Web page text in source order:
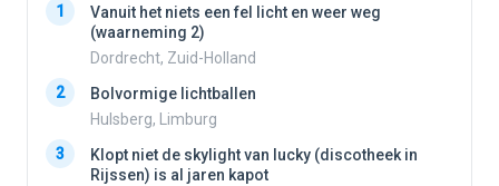
1
Vanuit het niets een fel licht en weer weg
(waarneming 2)
Dordrecht, Zuid-Holland
2
Bolvormige lichtballen
Hulsberg, Limburg
3
Klopt niet de skylight van lucky (discotheek in
Rijssen) is al jaren kapot